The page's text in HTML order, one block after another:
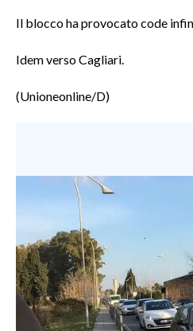
SARDI NEL MONDO
INSULARITÀ
INFO AZIENDE
ABBONATI
ANNUNCI
NECROLOGI
PUBBLICITÀ
Il blocco ha provocato code
Idem verso Cagliari.
(Unioneonline/D)